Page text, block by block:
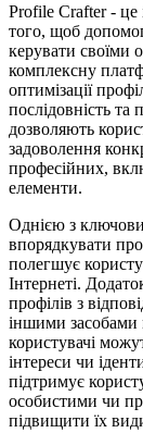
Profile Crafter - це
того, щоб
керувати своїми
комплексну
оптимізації
послідовність та
дозволяють
задоволення
професійних,
елементи.
Однією з
впорядкувати
полегшує
Інтернеті.
профілів з
іншими засобами
користувачі
інтереси чи
підтримує
особистими чи
підвищити їх